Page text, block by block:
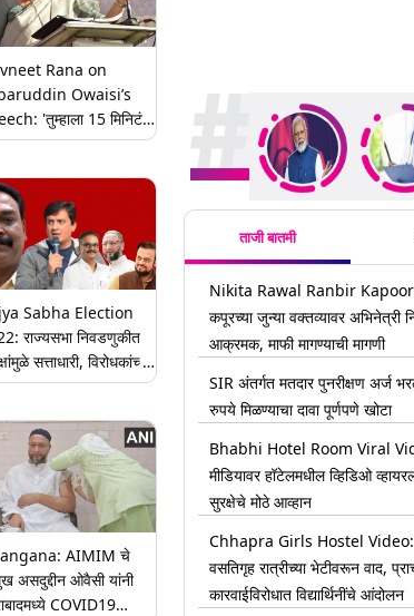
Rana on
Owaisi’s
'तुम्हाला 15 मिनिटं
फक्त 15 सेकंद
राणा ओवैसी बंधूंवर
Sabha Election
राज्यसभा निवडणुकीत
सत्ताधारी, विरोधकांच्या
दम, मनधरणीसाठी नाना
सपा किंग मेकरच्या
AIMIM चे
असदुद्दीन ओवैसी यांनी
COVID19
ताजी बातमी
Nikita Rawal Ranbir Kapoor:
कपूरच्या जुन्या वक्तव्यावर अभिनेत्री
आक्रमक, माफी मागण्याची मागणी
SIR अंतर्गत मतदार पुनरीक्षण अर्ज
रुपये मिळण्याचा दावा पूर्णपणे खोटा
Bhabhi Hotel Room Viral
मीडियावर हॉटेलमधील व्हिडिओ
सुरक्षेचे मोठे आव्हान
Chhapra Girls Hostel Video:
वसतिगृह रात्रीच्या भेटीवरून वाद,
कारवाईविरोधात विद्यार्थिनींचे आंदोलन